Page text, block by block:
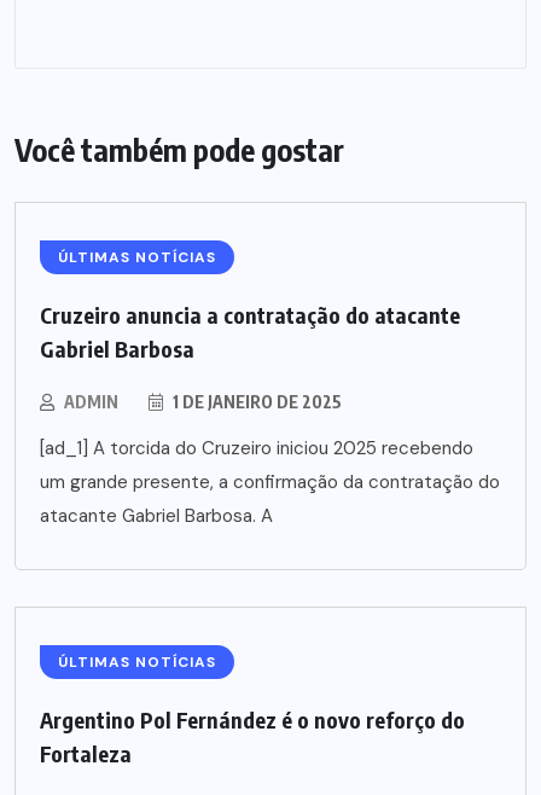
Você também pode gostar
ÚLTIMAS NOTÍCIAS
Cruzeiro anuncia a contratação do atacante
Gabriel Barbosa
ADMIN 1 DE JANEIRO DE 2025
[ad_1] A torcida do Cruzeiro iniciou 2025 recebendo
um grande presente, a confirmação da contratação do
atacante Gabriel Barbosa. A
ÚLTIMAS NOTÍCIAS
Argentino Pol Fernández é o novo reforço do
Fortaleza